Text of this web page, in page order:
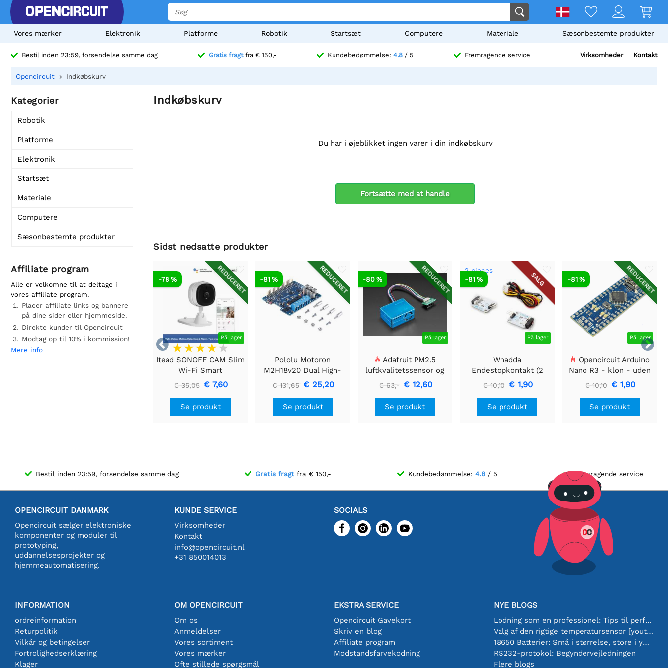
Vores mærker Elektronik Platforme Robotik Startsæt Computere Materiale Sæsonbestemte produkter
Bestil inden 23:59, forsendelse samme dag Gratis fragtfra € 150,- Kundebedømmelse: 4.8 / 5 Fremragende service Virksomheder Kontakt
Opencircuit Indkøbskurv
Kategorier
Robotik
Platforme
Elektronik
Startsæt
Materiale
Computere
Sæsonbestemte produkter
Affiliate program
Alle er velkomne til at deltage i
vores affiliate program.
Placer affiliate links og bannere
på dine sider eller hjemmeside.
Direkte kunder til Opencircuit
Modtag op til 10% i kommission!
Mere info
Indkøbskurv
Du har i øjeblikket ingen varer i din indkøbskurv
Fortsætte med at handle
Sidst nedsatte produkter


REDUCERET
På lager
-78 %
Itead SONOFF CAM Slim
Wi-Fi Smart
Sikkerhedskamera
€ 35,05 € 7,60
Se produkt
REDUCERET
-81 %
Pololu Motoron
M2H18v20 Dual High-
Power motorcontroller
til Raspberry Pi
(konnektorer loddet)
€ 131,65 € 25,20
Se produkt
REDUCERET
På lager
-80 %
Adafruit PM2.5
luftkvalitetssensor og
breadboard-adaptersæt
€ 63,- € 12,60
Se produkt
SALG
2 pieces
På lager
-81 %
Whadda
Endestopkontakt (2
stk.)
€ 10,10 € 1,90
Se produkt
REDUCERET
På lager
-81 %
Opencircuit Arduino
Nano R3 - klon - uden
headere
€ 10,10 € 1,90
Se produkt
Bestil inden 23:59, forsendelse samme dag Gratis fragt fra € 150,- Kundebedømmelse: 4.8/ 5 Fremragende service
OPENCIRCUIT DANMARK
Opencircuit sælger elektroniske
komponenter og moduler til
prototyping,
uddannelsesprojekter og
hjemmeautomatisering.
KUNDE SERVICE
Virksomheder
Kontakt
info@opencircuit.nl
+31 850014013
SOCIALS
INFORMATION
ordreinformation
Returpolitik
Vilkår og betingelser
Fortrolighedserklæring
Klager
OM OPENCIRCUIT
Om os
Anmeldelser
Vores sortiment
Vores mærker
Ofte stillede spørgsmål
EKSTRA SERVICE
Opencircuit Gavekort
Skriv en blog
Affiliate program
Modstandsfarvekodning
NYE BLOGS
Lodning som en professionel: Tips til perfekte elektroniske forbindelser
Valg af den rigtige temperatursensor [youtube]
18650 Batterier: Små i størrelse, store i ydeevne
RS232-protokol: Begyndervejledningen
Flere blogs